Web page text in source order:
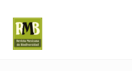
content